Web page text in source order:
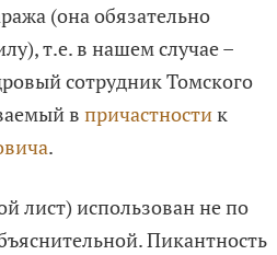
(она обязательно
т.е. в нашем случае –
сотрудник Томского
в причастностик
.
лист) использован не по
Пикантность